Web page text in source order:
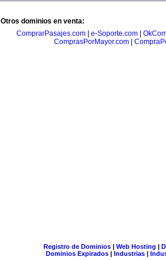
Otros dominios en venta:
ComprarPasajes.com
e-Soporte.com
ComprasPorMayor.com|
Registro de Dominios| Web Hosting |
Dominios Expirados | Industrias |